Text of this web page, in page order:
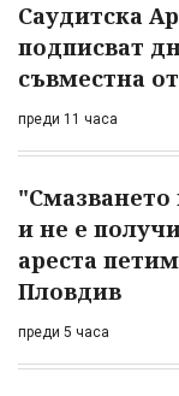
Саудитска
подписват
съвместна
преди 11 часа
"Смазването
и не е
ареста
Пловдив
преди 5 часа